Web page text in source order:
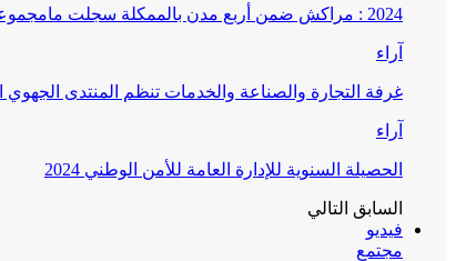
2024 : مراكش ضمن أربع مدن بالممكلة سجلت مامجموعه 656 قضية تتعلق بغسيل الأموال
آراء
غرفة التجارة والصناعة والخدمات تنظم المنتدى
آراء
الحصيلة السنوية للإدارة العامة للأمن الوطني 2024
السابق التالي
فيديو
مجتمع